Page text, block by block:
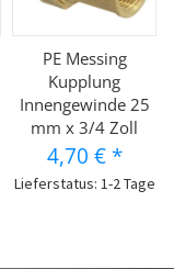
PE Messing
Kupplung
Innengewinde 25
mm x 3/4 Zoll
4,70 € *
Lieferstatus: 1-2 Tage